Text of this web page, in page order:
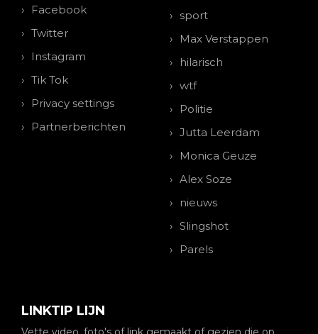
Facebook
Twitter
Instagram
Tik Tok
Privacy settings
Partnerberichten
sport
Max Verstappen
hilarisch
wtf
Politie
Jutta Leerdam
Monica Geuze
Alex Soze
nieuws
Slingshot
Parels
LINKTIP LIJN